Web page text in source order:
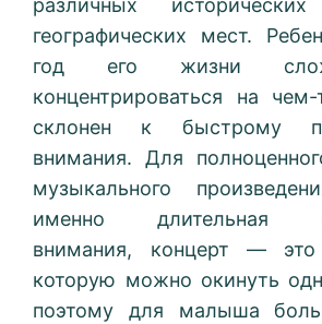
различных
географических мест.
год его жизни
концентрироваться на
склонен к быстрому
внимания. Для
музыкального
именно длительная
внимания, концерт — это
которую можно окинуть
поэтому для малыша